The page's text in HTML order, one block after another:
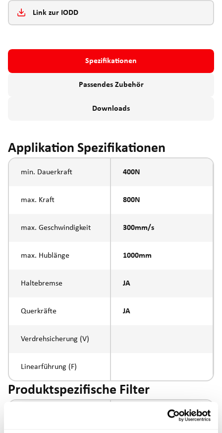
Link zur IODD
Spezifikationen
Passendes Zubehör
Downloads
Applikation Spezifikationen
min. Dauerkraft 400N
max. Kraft 800N
max. Geschwindigkeit 300mm/s
max. Hublänge 1000mm
Haltebremse JA
Querkräfte JA
Verdrehsicherung (V)
Linearführung (F)
Produktspezifische Filter
IO-Link / digital IO